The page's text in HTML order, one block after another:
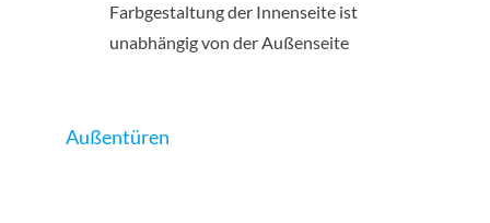
Farbgestaltung der Innenseite ist
unabhängig von der Außenseite
Außentüren